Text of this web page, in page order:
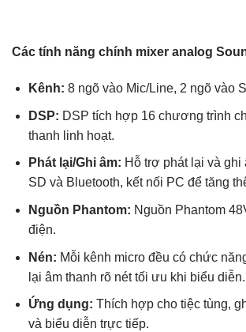
Các tính năng chính mixer analog
Kênh: 8 ngõ vào Mic/Line, 2 ngõ vào
DSP: DSP tích hợp 16 chương trình
thanh linh hoạt.
Phát lại/Ghi âm: Hỗ trợ phát lại và ghi
SD và Bluetooth, kết nối PC để tăng
Nguồn Phantom: Nguồn Phantom
điện.
Nén: Mỗi kênh micro đều có chức
lại âm thanh rõ nét tối ưu khi biểu diễn.
Ứng dụng: Thích hợp cho tiệc tùng,
và biểu diễn trực tiếp.